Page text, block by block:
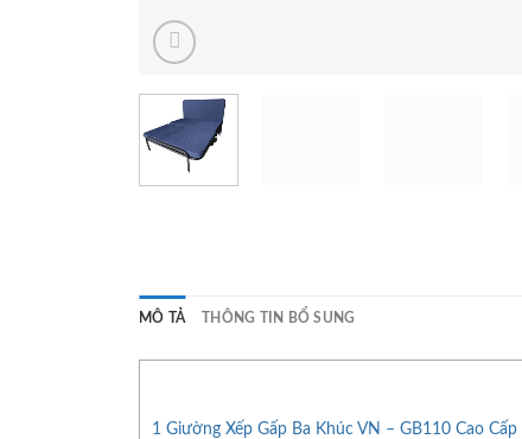
MÔ TẢ THÔNG TIN BỔ SUNG
1 Giường Xếp Gấp Ba Khúc VN – GB110 Cao